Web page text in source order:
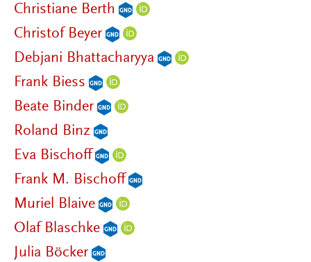
Christiane Berth
Christof Beyer
Debjani Bhattacharyya
Frank Biess
Beate Binder
Roland Binz
Eva Bischoff
Frank M. Bischoff
Muriel Blaive
Olaf Blaschke
Julia Böcker